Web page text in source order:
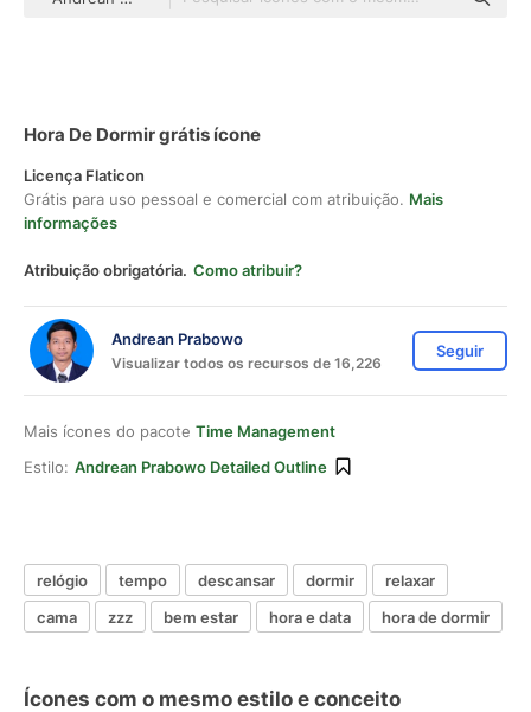
Hora De Dormir grátis ícone
Licença Flaticon
Grátis para uso pessoal e comercial com atribuição. Mais
informações
Atribuição obrigatória. Como atribuir?
Andrean Prabowo
Visualizar todos os recursos de 16,226
Seguir
Mais ícones do pacote Time Management
Estilo: Andrean Prabowo Detailed Outline
relógio tempo descansar dormir
relaxar
cama
zzz bem estar hora e data hora de dormir
Ícones com o mesmo estilo e conceito